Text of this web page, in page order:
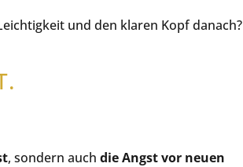
und den klaren Kopf danach?
, sondern auch die Angst vor neuen